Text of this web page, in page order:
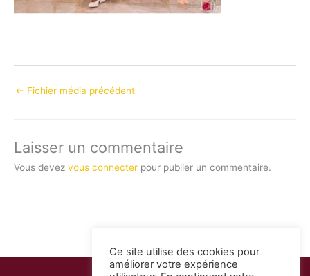
← Fichier média précédent
Laisser un commentaire
Vous devez vous connecter pour publier un commentaire.
Ce site utilise des cookies pour
améliorer votre expérience